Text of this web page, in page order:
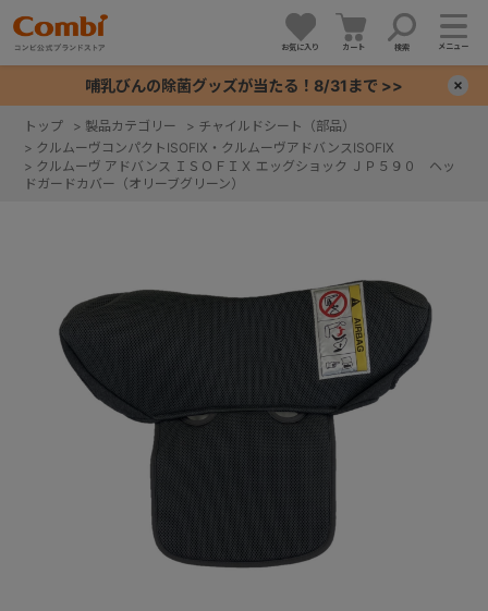
お気に入り カート 検索 メニュー
哺乳びんの除菌グッズが当たる！8/31まで >>
トップ > 製品カテゴリー > チャイルドシート（部品）
> クルムーヴコンパクトISOFIX・クルムーヴアドバンスISOFIX
> クルムーヴ アドバンス ＩＳＯＦＩＸ エッグショック ＪＰ５９０ ヘッ
ドガードカバー（オリーブグリーン）